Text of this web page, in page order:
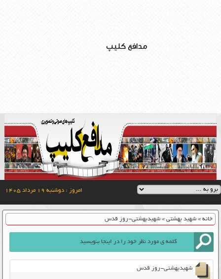
مدافع کلیپ
امروز : دوشنبه ۱۹ مرداد ۱۴۰۵
خانه» شهید بهشتی» شهیدبهشتی-روز قدس
شهیدبهشتی-روز قدس